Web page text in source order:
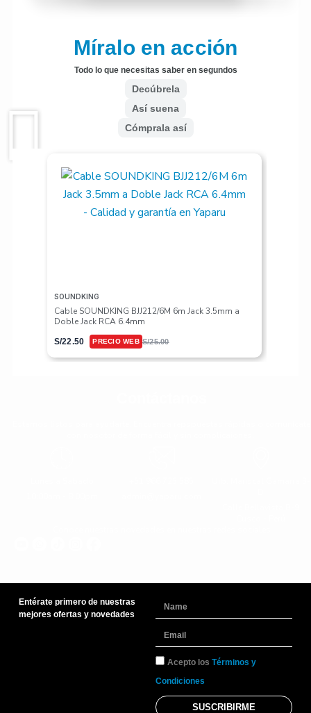
Míralo en acción
Todo lo que necesitas saber en segundos
Decúbrela
Así suena
Cómprala así
SOUNDKING
Cable SOUNDKING BJJ212/6M 6m Jack 3.5mm a
Doble Jack RCA 6.4mm
S/25.00
S/22.50
Entérate primero de nuestras
mejores ofertas y novedades
Name
Email
TyCAcepto los Términos y
Condiciones
SUSCRIBIRME